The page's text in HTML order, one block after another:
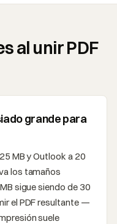
al unir PDF
grande para
MB y Outlook a 20
los tamaños
sigue siendo de 30
el PDF resultante —
suele